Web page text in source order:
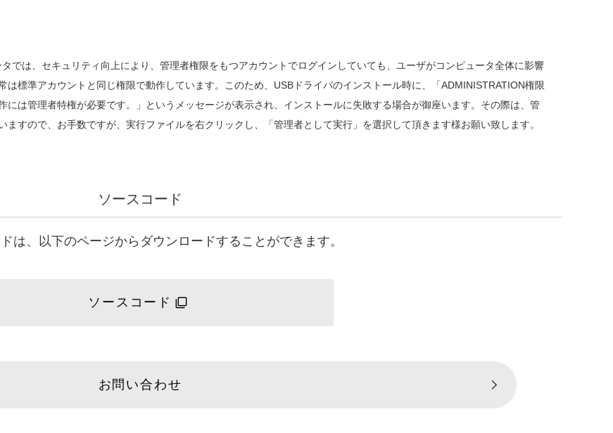
では、セキュリティ向上により、管理者権限をもつアカウントでログインしていても、ユーザがコンピュータ全体に影響
標準アカウントと同じ権限で動作しています。このため、USBドライバのインストール時に、「ADMINISTRATION権限
は管理者特権が必要です。」というメッセージが表示され、インストールに失敗する場合が御座います。その際は、管
すので、お手数ですが、実行ファイルを右クリックし、「管理者として実行」を選択して頂きます様お願い致します。
ソースコード
は、以下のページからダウンロードすることができます。
ソースコード
お問い合わせ